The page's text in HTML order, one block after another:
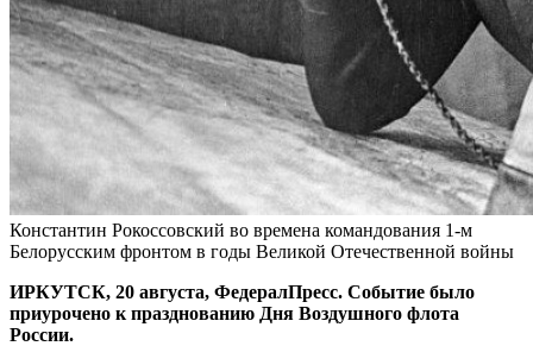
Константин Рокоссовский во времена командования 1-м
Белорусским фронтом в годы Великой Отечественной войны
ИРКУТСК, 20 августа, ФедералПресс. Событие было
приурочено к празднованию Дня Воздушного флота
России.